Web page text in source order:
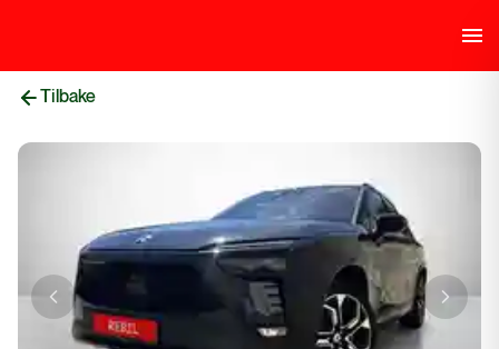
Tilbake
Previous slide Next